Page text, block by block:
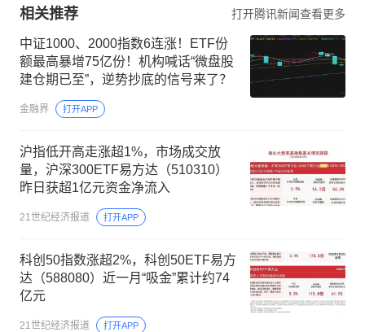
相关推荐 打开腾讯新闻查看更多
中证1000、2000指数6连涨！ETF份
额最高暴增75亿份！机构喊话“微盘股
建仓期已至”，逆势抄底的信号来了？
金融界 打开APP
沪指低开高走涨超1%，市场成交放
量，沪深300ETF易方达（510310）
昨日获超1亿元资金净流入
21世纪经济报道 打开APP
科创50指数涨超2%，科创50ETF易方
达（588080）近一月“吸金”累计约74
亿元
21世纪经济报道 打开APP